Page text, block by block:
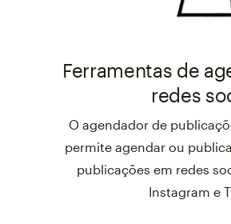
Ferramentas de
redes
O agendador de
permite agendar ou
publicações em redes
Instagram e